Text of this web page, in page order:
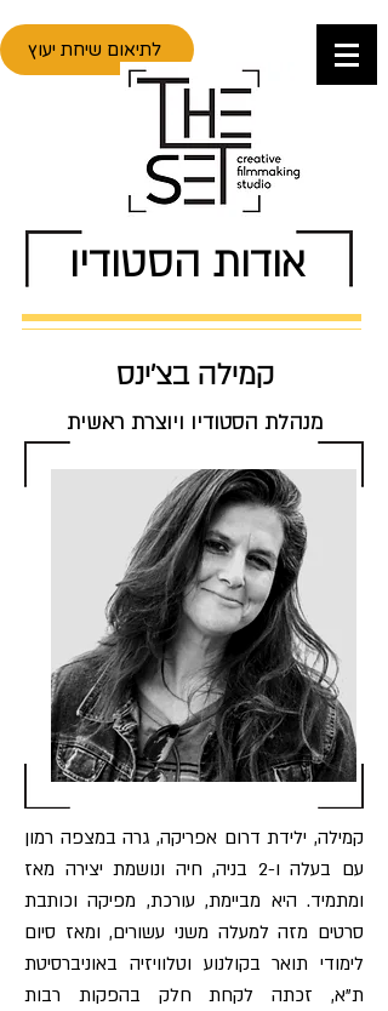
לתיאום שיחת יעוץ
אודות הסטודיו
קמילה בצ'ינס
מנהלת הסטודיו ויוצרת ראשית
קמילה, ילידת דרום אפריקה, גרה במצפה רמון
עם בעלה ו-2 בניה, חיה ונושמת יצירה מאז
ומתמיד. היא מביימת, עורכת, מפיקה וכותבת
סרטים מזה למעלה משני עשורים, ומאז סיום
לימודי תואר בקולנוע וטלוויזיה באוניברסיטת
ת"א, זכתה לקחת חלק בהפקות רבות